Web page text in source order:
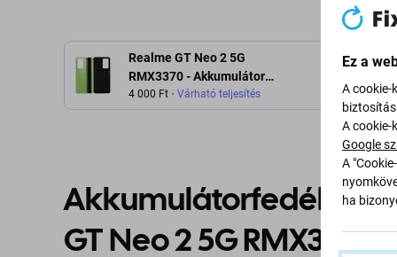
Realme GT Neo 2 5G
RMX3370 - Akkumulátor
Fedőlap (Neo Green)
4 000 Ft Várható teljesítés
Akkumulátorfedél a
GT Neo 2 5G RMX3370
Ez a
A cookie-
A cookie-
Google
A
ha